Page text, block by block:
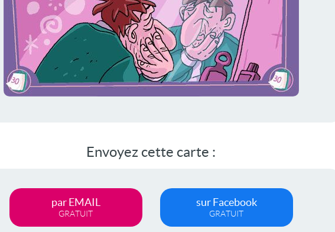
Envoyez cette carte :
par EMAIL
GRATUIT
sur Facebook
GRATUIT